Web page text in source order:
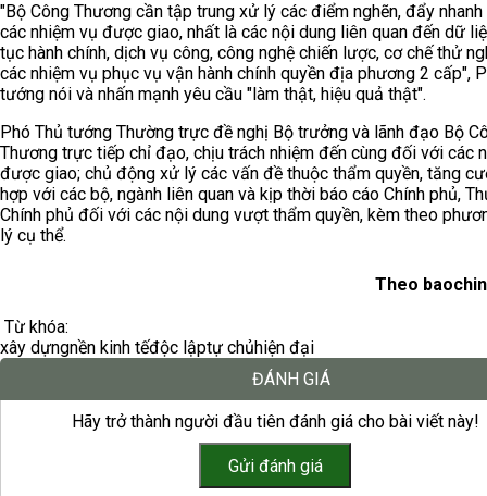
"Bộ Công Thương cần tập trung xử lý các điểm nghẽn, đẩy
các nhiệm vụ được giao, nhất là các nội dung liên quan đến dữ
tục hành chính, dịch vụ công, công nghệ chiến lược, cơ chế thử
các nhiệm vụ phục vụ vận hành chính quyền địa phương 2 cấp",
tướng nói và nhấn mạnh yêu cầu "làm thật, hiệu quả thật".
Phó Thủ tướng Thường trực đề nghị Bộ trưởng và lãnh đạo Bộ
Thương trực tiếp chỉ đạo, chịu trách nhiệm đến cùng đối với các
được giao; chủ động xử lý các vấn đề thuộc thẩm quyền, tăng
hợp với các bộ, ngành liên quan và kịp thời báo cáo Chính phủ,
Chính phủ đối với các nội dung vượt thẩm quyền, kèm theo
lý cụ thể.
Theo
Từ khóa:
xây dựngnền kinh tếđộc lậptự chủhiện đại
ĐÁNH GIÁ
Hãy trở thành người đầu tiên đánh giá cho bài viết này!